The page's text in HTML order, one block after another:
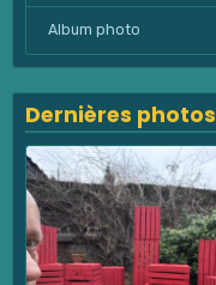
Album photo
Dernières photos